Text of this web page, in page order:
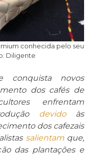
conhecida pelo seu
Diligente
conquista novos
dos cafés de
enfrentam
devidoàs
dos cafezais
salientamque,
das plantações e